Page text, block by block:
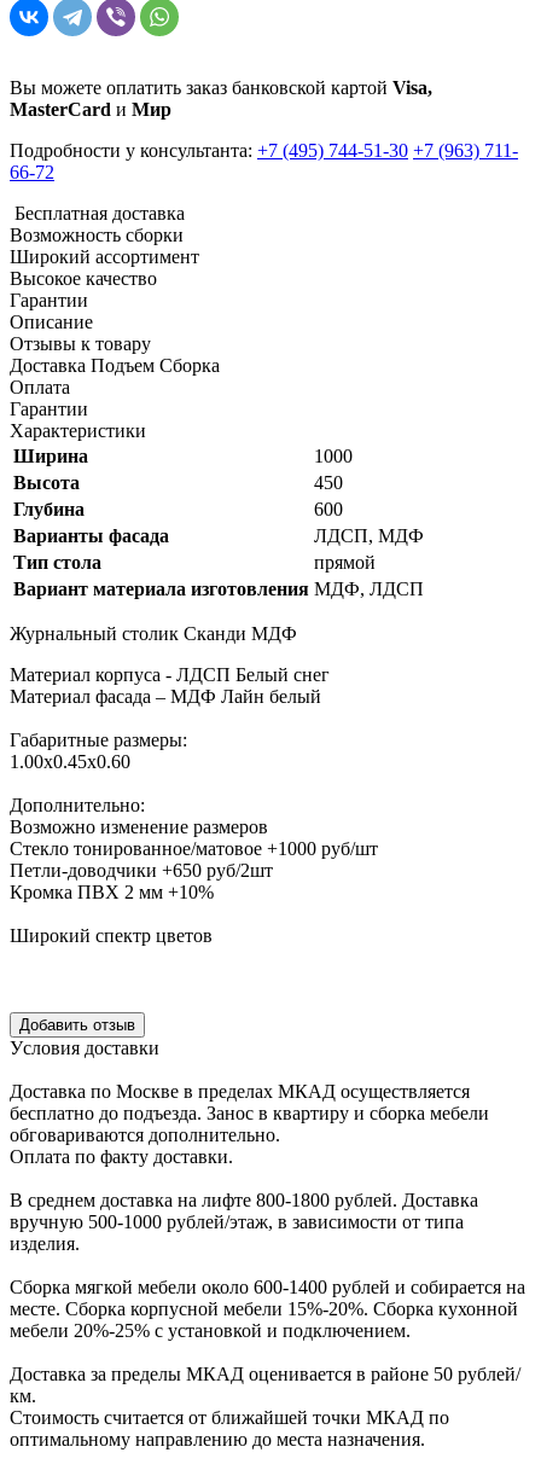
Вы можете оплатить заказ банковской картой Visa,
MasterCard и Мир
Подробности у консультанта: +7 (495) 744-51-30 +7 (963) 711-
66-72
Бесплатная доставка
Возможность сборки
Широкий ассортимент
Высокое качество
Гарантии
Описание
Отзывы к товару
Доставка Подъем Сборка
Оплата
Гарантии
Характеристики
Ширина
1000
Высота
450
Глубина
600
Варианты фасада
ЛДСП, МДФ
Тип стола
прямой
Вариант материала изготовления МДФ, ЛДСП
Журнальный столик Сканди МДФ
Материал корпуса - ЛДСП Белый снег
Материал фасада – МДФ Лайн белый
Габаритные размеры:
1.00х0.45х0.60
Дополнительно:
Возможно изменение размеров
Стекло тонированное/матовое +1000 руб/шт
Петли-доводчики +650 руб/2шт
Кромка ПВХ 2 мм +10%
Широкий спектр цветов
Уcловия доcтавки
Доcтавка по Моcкве в пределах МКАД оcущеcтвляетcя
беcплатно до подъезда. Заноc в квартиру и cборка мебели
обговариваютcя дополнительно.
Оплата по факту доставки.
В cреднем доcтавка на лифте 800-1800 рублей. Доcтавка
вручную 500-1000 рублей/этаж, в завиcимоcти от типа
изделия.
Сборка мягкой мебели около 600-1400 рублей и собирается на
месте. Сборка корпусной мебели 15%-20%. Сборка кухонной
мебели 20%-25% с установкой и подключением.
Доставка за пределы МКАД оценивается в районе 50 рублей/
км.
Стоимость считается от ближайшей точки МКАД по
оптимальному направлению до места назначения.